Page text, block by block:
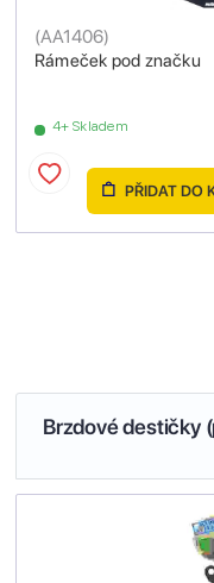
Rámeček pod značku
(AA1406)
4+ Skladem
PŘIDAT DO
Brzdové destičky